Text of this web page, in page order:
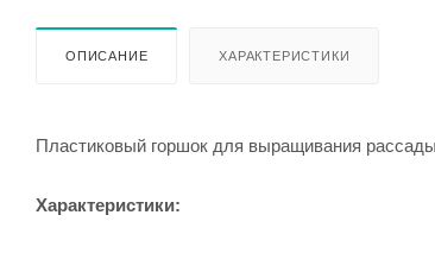
ОПИСАНИЕ ХАРАКТЕРИСТИКИ
Пластиковый горшок для выращивания
Характеристики: